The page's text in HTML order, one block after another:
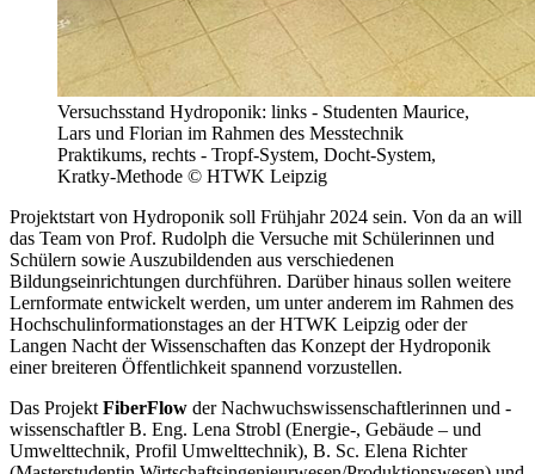
Versuchsstand Hydroponik: links - Studenten Maurice,
Lars und Florian im Rahmen des Messtechnik
Praktikums, rechts - Tropf-System, Docht-System,
Kratky-Methode © HTWK Leipzig
Projektstart von Hydroponik soll Frühjahr 2024 sein. Von da an will
das Team von Prof. Rudolph die Versuche mit Schülerinnen und
Schülern sowie Auszubildenden aus verschiedenen
Bildungseinrichtungen durchführen. Darüber hinaus sollen weitere
Lernformate entwickelt werden, um unter anderem im Rahmen des
Hochschulinformationstages an der HTWK Leipzig oder der
Langen Nacht der Wissenschaften das Konzept der Hydroponik
einer breiteren Öffentlichkeit spannend vorzustellen.
Das Projekt FiberFlow der Nachwuchswissenschaftlerinnen und -
wissenschaftler B. Eng. Lena Strobl (Energie-, Gebäude – und
Umwelttechnik, Profil Umwelttechnik), B. Sc. Elena Richter